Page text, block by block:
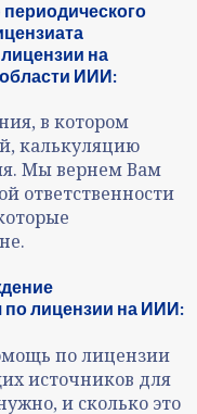
на
ИИИ:
в котором
калькуляцию
Мы вернем Вам
ответственности
по лицензии на ИИИ:
по лицензии
источников для
и сколько это